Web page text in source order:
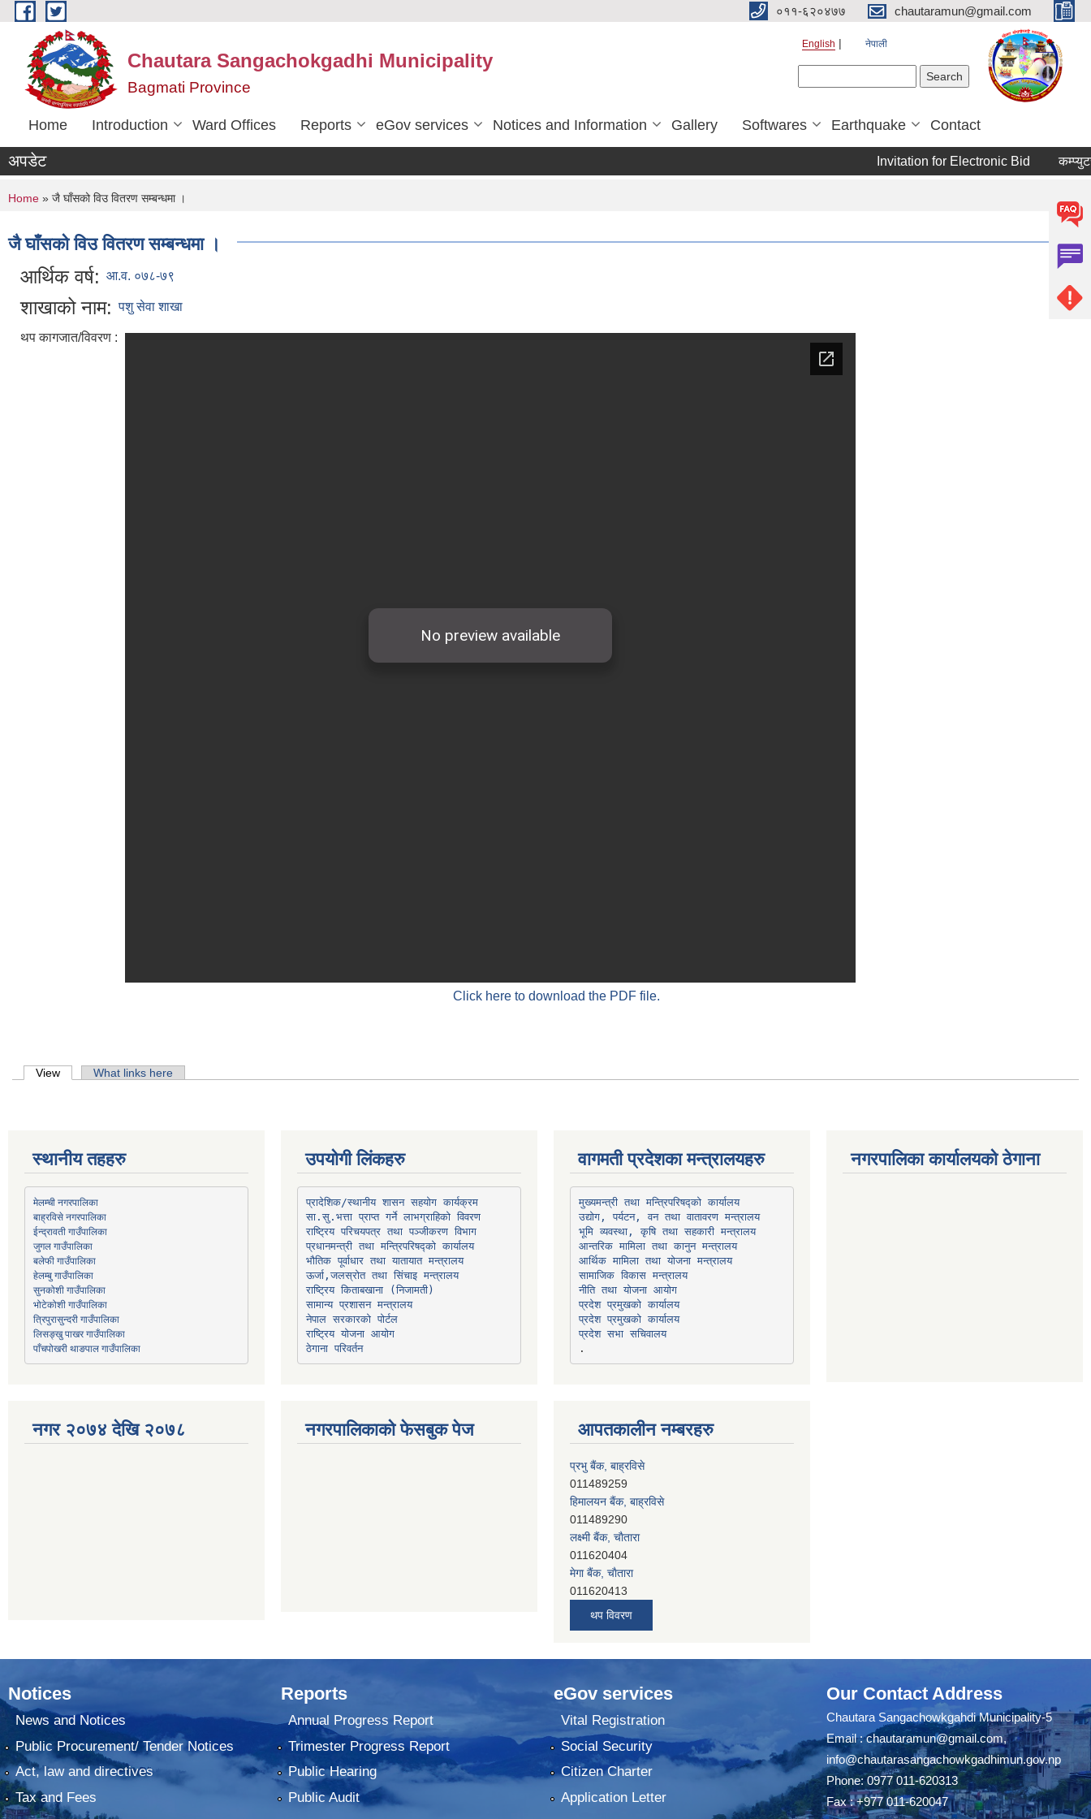
Skip to main content ०११-६२०४७७ chautaramun@gmail.com
Chautara Sangachokgadhi Municipality
Bagmati Province
English नेपाली
Home Introduction Ward Offices Reports eGov services Notices and Information Gallery Softwares Earthquake Contact
अपडेट Invitation for Electronic Bid कम्प्युटर
You are here
Home » जै घाँसको विउ वितरण सम्बन्धमा ।
जै घाँसको विउ वितरण सम्बन्धमा ।
आर्थिक वर्ष: आ.व. ०७८-७९
शाखाको नाम: पशु सेवा शाखा
थप कागजात/विवरण :
Click here to download the PDF file.
Primary tabs
View (active tab)What links here
स्थानीय तहहरु
मेलम्ची नगरपालिका
बाह्रविसे नगरपालिका
ईन्द्रावती गाउँपालिका
जुगल गाउँपालिका
बलेफी गाउँपालिका
हेलम्बु गाउँपालिका
सुनकोशी गाउँपालिका
भोटेकोशी गाउँपालिका
त्रिपुरासुन्दरी गाउँपालिका
लिसङ्खु पाखर गाउँपालिका
पाँचपोखरी थाङपाल गाउँपालिका
नगर २०७४ देखि २०७८
उपयोगी लिंकहरु
प्रादेशिक/स्थानीय शासन सहयोग कार्यक्रम
सा.सु.भत्ता प्राप्त गर्ने लाभग्राहिको विवरण
राष्ट्रिय परिचयपत्र तथा पञ्‍जीकरण विभाग
प्रधानमन्त्री तथा मन्त्रिपरिषद्को कार्यालय
भौतिक पूर्वाधार तथा यातायात मन्त्रालय
ऊर्जा,जलस्रोत तथा सिंचाइ मन्त्रालय
सामान्य प्रशासन मन्त्रालय
नेपाल सरकारको पोर्टल
राष्ट्रिय योजना आयोग
ठेगाना परिवर्तन
नगरपालिकाको फेसबुक पेज
वागमती प्रदेशका मन्त्रालयहरु
मुख्यमन्त्री तथा मन्त्रिपरिषद्को कार्यालय
उद्योग, पर्यटन, वन तथा वातावरण मन्त्रालय
भूमि व्यवस्था, कृषि तथा सहकारी मन्त्रालय
आन्तरिक मामिला तथा कानुन मन्त्रालय
आर्थिक मामिला तथा योजना मन्त्रालय
सामाजिक विकास मन्त्रालय
नीति तथा योजना आयोग
प्रदेश प्रमुखको कार्यालय
प्रदेश प्रमुखको कार्यालय
प्रदेश सभा सचिवालय
आपतकालीन नम्बरहरु
प्रभु बैंक, बाह्रविसे
011489259
हिमालयन बैंक, बाह्रविसे
011489290
लक्ष्मी बैंक, चाैतारा
011620404
मेगा बैंक, चाैतारा
011620413
जनता बैंक, चाैतारा
011401005
011403051
सिभिल बैंक, मेलम्ची
011401055
नेपाल क्रेडिट एण्ड कमर्स बैंक, चाैतारा
011620402
011482150
थप विवरण
नगरपालिका कार्यालयको ठेगाना
Notices
News and Notices
Public Procurement/ Tender Notices
Act, law and directives
Tax and Fees
Reports
Annual Progress Report
Trimester Progress Report
Public Hearing
Public Audit
eGov services
Vital Registration
Social Security
Citizen Charter
Application Letter
Our Contact Address
Chautara Sangachowkgahdi Municipality-5
Email :chautaramun@gmail.com,
info@chautarasangachowkgadhimun.gov.np
Phone: 0977 011-620313
Fax : +977 011-620047